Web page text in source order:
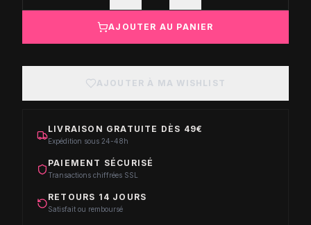
AJOUTER AU PANIER
AJOUTER À MA WISHLIST
LIVRAISON GRATUITE DÈS 49€
Expédition sous 24-48h
PAIEMENT SÉCURISÉ
Transactions chiffrées SSL
RETOURS 14 JOURS
Satisfait ou remboursé